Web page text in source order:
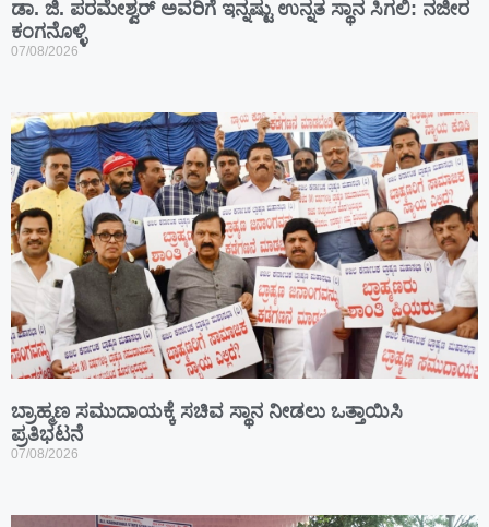
ಡಾ. ಜಿ. ಪರಮೇಶ್ವರ್ ಅವರಿಗೆ ಇನ್ನಷ್ಟು ಉನ್ನತ ಸ್ಥಾನ ಸಿಗಲಿ: ನಜೀರ
ಕಂಗನೊಳ್ಳಿ
07/08/2026
ಬ್ರಾಹ್ಮಣ ಸಮುದಾಯಕ್ಕೆ ಸಚಿವ ಸ್ಥಾನ ನೀಡಲು ಒತ್ತಾಯಿಸಿ
ಪ್ರತಿಭಟನೆ
07/08/2026